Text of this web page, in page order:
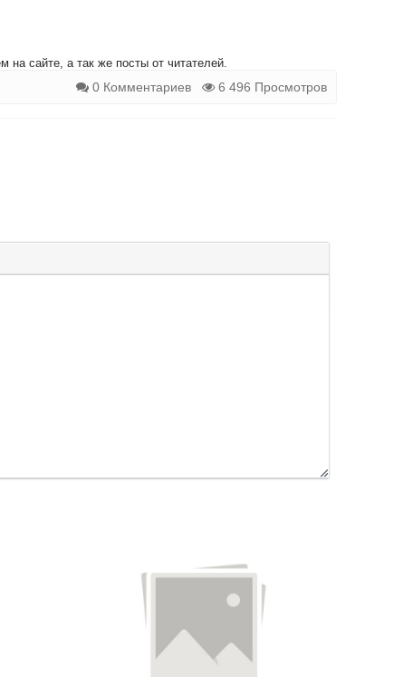
на сайте, а так же посты от читателей.
0 Комментариев 6 496 Просмотров